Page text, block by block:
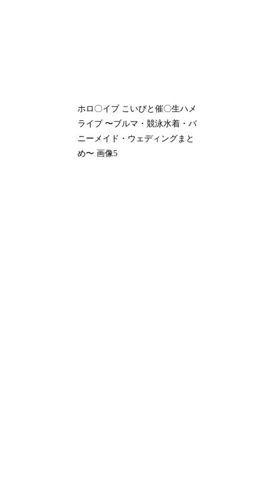
ホロ〇イブ こいびと催〇生ハメ
ライブ 〜ブルマ・競泳水着・バ
ニーメイド・ウェディングまと
め〜 画像5